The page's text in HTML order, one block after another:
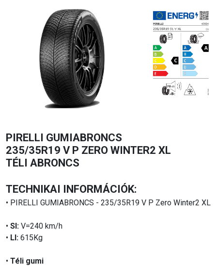
PIRELLI GUMIABRONCS
235/35R19 V P ZERO WINTER2 XL
TÉLI ABRONCS
TECHNIKAI INFORMÁCIÓK:
• PIRELLI GUMIABRONCS - 235/35R19 V P Zero Winter2 XL
• SI: V=240 km/h
• LI: 615Kg
• Téli gumi